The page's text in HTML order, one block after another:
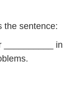
the sentence:
__________ in